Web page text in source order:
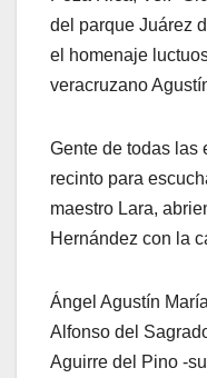
del parque Juárez
el homenaje
veracruzano
Gente de todas las
recinto para
maestro Lara,
Hernández con la
Ángel Agustín
Alfonso del
Aguirre del Pino -